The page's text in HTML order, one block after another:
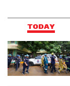
ผลิตภัณฑ์ AI มา
บุคคลธรรมดาจะ
ที่ทำ AI แคไหน เ
หากรายได้ของบ
ลงทุนในการสร้า
บริษัทจนทำให้ฐา
TODAY